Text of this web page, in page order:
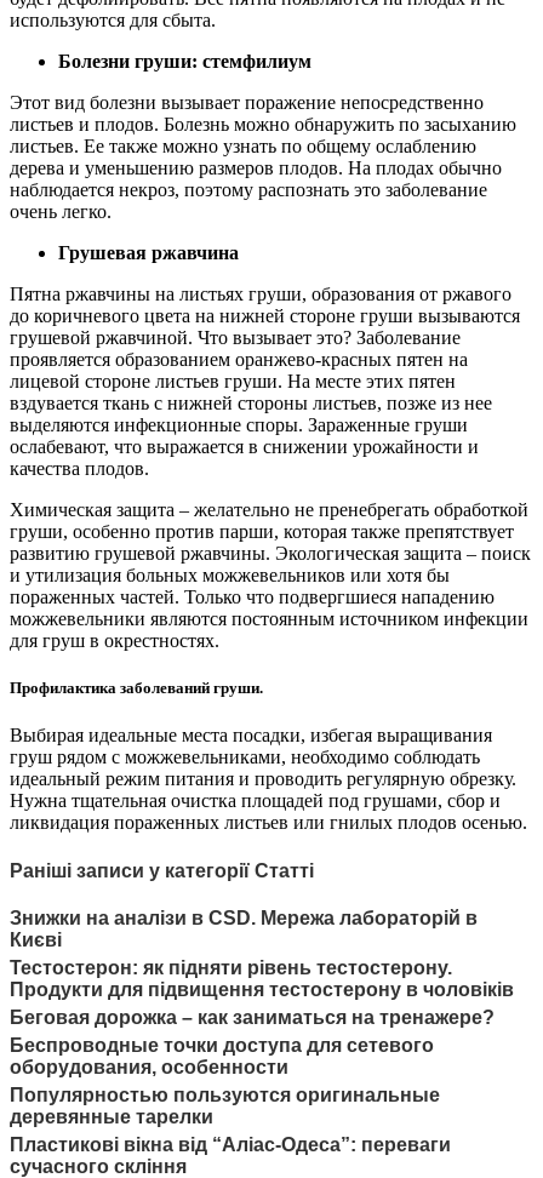
используются для сбыта.
Болезни груши: стемфилиум
Этот вид болезни вызывает поражение непосредственно
листьев и плодов. Болезнь можно обнаружить по засыханию
листьев. Ее также можно узнать по общему ослаблению
дерева и уменьшению размеров плодов. На плодах обычно
наблюдается некроз, поэтому распознать это заболевание
очень легко.
Грушевая ржавчина
Пятна ржавчины на листьях груши, образования от ржавого
до коричневого цвета на нижней стороне груши вызываются
грушевой ржавчиной. Что вызывает это? Заболевание
проявляется образованием оранжево-красных пятен на
лицевой стороне листьев груши. На месте этих пятен
вздувается ткань с нижней стороны листьев, позже из нее
выделяются инфекционные споры. Зараженные груши
ослабевают, что выражается в снижении урожайности и
качества плодов.
Химическая защита – желательно не пренебрегать обработкой
груши, особенно против парши, которая также препятствует
развитию грушевой ржавчины. Экологическая защита – поиск
и утилизация больных можжевельников или хотя бы
пораженных частей. Только что подвергшиеся нападению
можжевельники являются постоянным источником инфекции
для груш в окрестностях.
Профилактика заболеваний груши.
Выбирая идеальные места посадки, избегая выращивания
груш рядом с можжевельниками, необходимо соблюдать
идеальный режим питания и проводить регулярную обрезку.
Нужна тщательная очистка площадей под грушами, сбор и
ликвидация пораженных листьев или гнилых плодов осенью.
Раніші записи у категорії Статті
Знижки на аналізи в CSD. Мережа лабораторій в
Києві
Тестостерон: як підняти рівень тестостерону.
Продукти для підвищення тестостерону в чоловіків
Беговая дорожка – как заниматься на тренажере?
Беспроводные точки доступа для сетевого
оборудования, особенности
Популярностью пользуются оригинальные
деревянные тарелки
Пластикові вікна від “Аліас-Одеса”: переваги
сучасного скління